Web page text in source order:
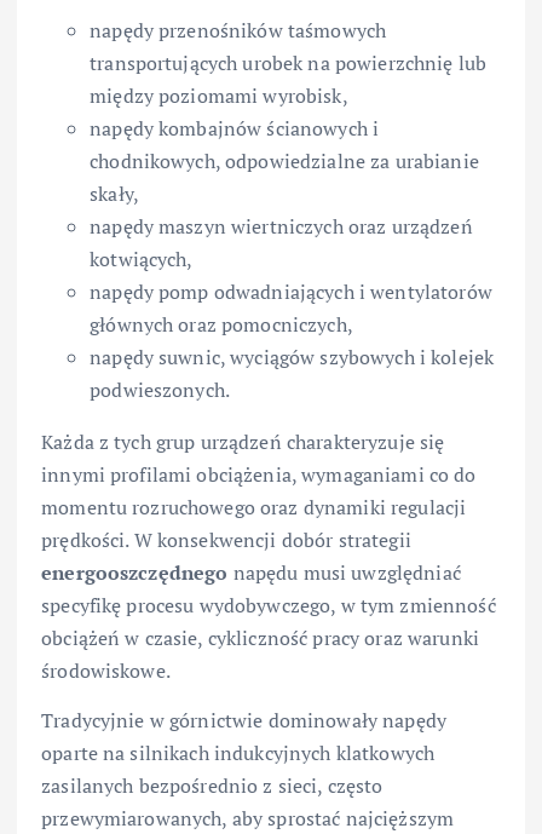
napędy przenośników taśmowych
transportujących urobek na powierzchnię lub
między poziomami wyrobisk,
napędy kombajnów ścianowych i
chodnikowych, odpowiedzialne za urabianie
skały,
napędy maszyn wiertniczych oraz urządzeń
kotwiących,
napędy pomp odwadniających i wentylatorów
głównych oraz pomocniczych,
napędy suwnic, wyciągów szybowych i kolejek
podwieszonych.
Każda z tych grup urządzeń charakteryzuje się
innymi profilami obciążenia, wymaganiami co do
momentu rozruchowego oraz dynamiki regulacji
prędkości. W konsekwencji dobór strategii
energooszczędnego napędu musi uwzględniać
specyfikę procesu wydobywczego, w tym zmienność
obciążeń w czasie, cykliczność pracy oraz warunki
środowiskowe.
Tradycyjnie w górnictwie dominowały napędy
oparte na silnikach indukcyjnych klatkowych
zasilanych bezpośrednio z sieci, często
przewymiarowanych, aby sprostać najcięższym